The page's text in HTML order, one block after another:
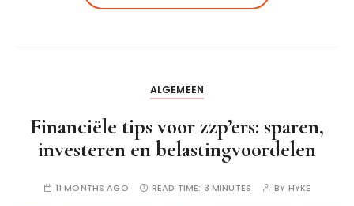
ALGEMEEN
Financiële tips voor zzp’ers: sparen,
investeren en belastingvoordelen
11 MONTHS AGO READ TIME: 3 MINUTES BY HYKE